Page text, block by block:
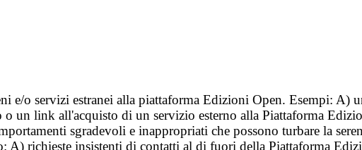
e/o servizi estranei alla piattaforma Edizioni Open. Esempi: A)
un link all'acquisto di un servizio esterno alla Piattaforma
sgradevoli e inappropriati che possono turbare la
A) richieste insistenti di contatti al di fuori della Piattaforma